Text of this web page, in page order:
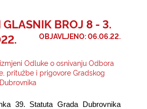
E-USLUGE
KONTAKTI
BROJ 8 - 3.
OBJAVLJENO: 06.06.22.
Odluke o osnivanju Odbora
pritužbe i prigovore Gradskog
39. Statuta Grada Dubrovnika